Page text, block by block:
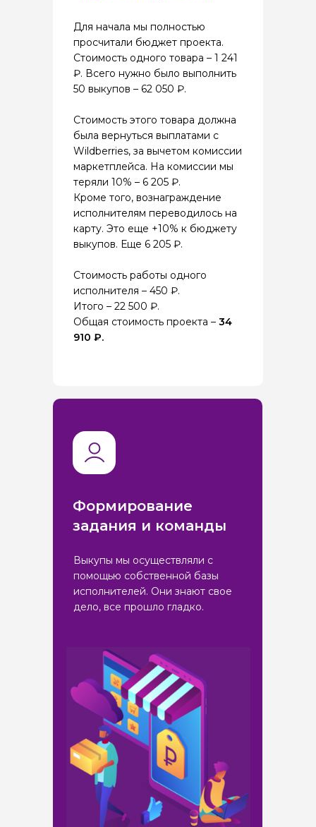
Для начала мы полностью
просчитали бюджет проекта.
Стоимость одного товара – 1 241
₽. Всего нужно было выполнить
50 выкупов – 62 050 ₽.
Стоимость этого товара должна
была вернуться выплатами с
Wildberries, за вычетом комиссии
маркетплейса. На комиссии мы
теряли 10% – 6 205 ₽.
Кроме того, вознаграждение
исполнителям переводилось на
карту. Это еще +10% к бюджету
выкупов. Еще 6 205 ₽.
Стоимость работы одного
исполнителя – 450 ₽.
Итого – 22 500 ₽.
Общая стоимость проекта – 34
910 ₽.
Формирование
задания и команды
Выкупы мы осуществляли с
помощью собственной базы
исполнителей. Они знают свое
дело, все прошло гладко.